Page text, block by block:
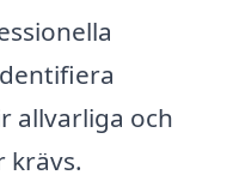
allvarliga och
krävs.